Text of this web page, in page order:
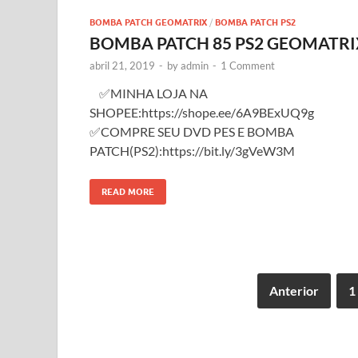
BOMBA PATCH GEOMATRIX / BOMBA PATCH PS2
BOMBA PATCH 85 PS2
abril 21, 2019 - byadmin - 1 Comment
✅MINHA LOJA NA
SHOPEE:https://shope.ee/6A9BExUQ9g
✅COMPRE SEU DVD PES E BOMBA
PATCH(PS2):https://bit.ly/3gVeW3M
READ MORE
Anterior 1